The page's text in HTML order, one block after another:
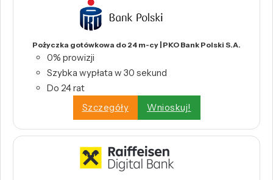
Pożyczka gotówkowa do 24 m-cy | PKO Bank Polski S.A.
0% prowizji
Szybka wypłata w 30 sekund
Do 24 rat
Szczegóły
Wnioskuj!